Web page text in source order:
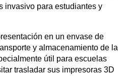
invasivo para estudiantes y
en un envase de
y almacenamiento de la
útil para escuelas
trasladar sus impresoras 3D